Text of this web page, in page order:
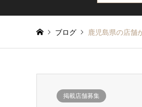
ブログ 鹿児島県の店舗
掲載店舗募集